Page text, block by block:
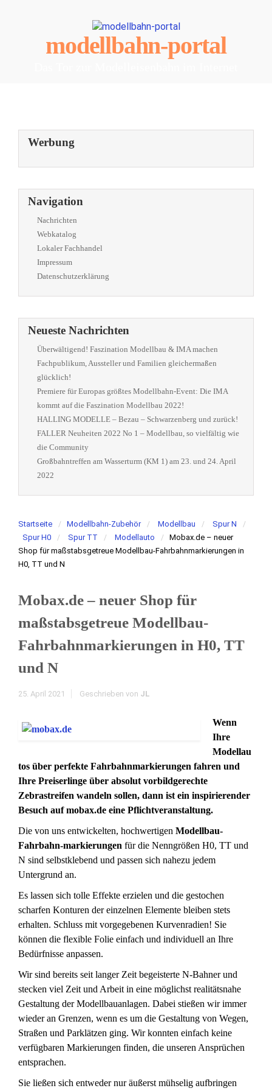
modellbahn-portal
Werbung
Navigation
Nachrichten
Webkatalog
Lokaler Fachhandel
Impressum
Datenschutzerklärung
Neueste Nachrichten
Überwältigend! Faszination Modellbau & IMA machen
Fachpublikum, Aussteller und Familien gleichermaßen
glücklich!
Premiere für Europas größtes Modellbahn-Event: Die IMA
kommt auf die Faszination Modellbau 2022!
HALLING MODELLE – Bezau – Schwarzenberg und zurück!
FALLER Neuheiten 2022 No 1 – Modellbau, so vielfältig wie
die Community
Großbahntreffen am Wasserturm (KM 1) am 23. und 24. April
2022
Startseite Modellbahn-Zubehör Modellbau
Spur N
Spur H0
Spur TT Modellauto
Mobax.de – neuer
Shop für maßstabsgetreue Modellbau-Fahrbahnmarkierungen in
H0, TT und N
Mobax.de – neuer Shop für
maßstabsgetreue Modellbau-
Fahrbahnmarkierungen in H0, TT
und N
25. April 2021 Geschrieben von JL
Wenn
Ihre
Modellau
tos über perfekte Fahrbahnmarkierungen fahren und
Ihre Preiserlinge über absolut vorbildgerechte
Zebrastreifen wandeln sollen, dann ist ein inspirierender
Besuch auf mobax.de eine Pflichtveranstaltung.
Die von uns entwickelten, hochwertigen Modellbau-
Fahrbahn-markierungen für die Nenngrößen H0, TT und
N sind selbstklebend und passen sich nahezu jedem
Untergrund an.
Es lassen sich tolle Effekte erzielen und die gestochen
scharfen Konturen der einzelnen Elemente bleiben stets
erhalten. Schluss mit vorgegebenen Kurvenradien! Sie
können die flexible Folie einfach und individuell an Ihre
Bedürfnisse anpassen.
Wir sind bereits seit langer Zeit begeisterte N-Bahner und
stecken viel Zeit und Arbeit in eine möglichst realitätsnahe
Gestaltung der Modellbauanlagen. Dabei stießen wir immer
wieder an Grenzen, wenn es um die Gestaltung von Wegen,
Straßen und Parklätzen ging. Wir konnten einfach keine
verfügbaren Markierungen finden, die unseren Ansprüchen
entsprachen.
Sie ließen sich entweder nur äußerst mühselig aufbringen